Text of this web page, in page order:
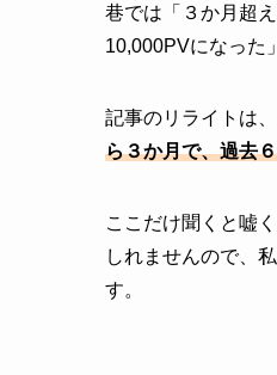
巷では「３か月超
10,000PVになった
記事のリライトは
ら３か月で、過去
ここだけ聞くと嘘
しれませんので、
す。